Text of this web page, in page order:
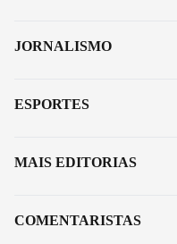
JORNALISMO
ESPORTES
MAIS EDITORIAS
COMENTARISTAS